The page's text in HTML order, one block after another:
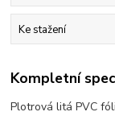
Ke stažení
Kompletní
Plotrová litá PVC